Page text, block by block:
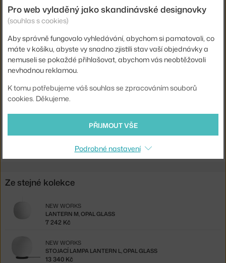
Stmívatelné:
ano
Distribuce světla: nepřímé světlo
Zdroj součástí:
ne
Max Watt (LED):
11 W
Kód produktu
NWK-20622
EAN
5712826206225
Ze stejné kolekce
LANTERN M, OPAL GLASS
NEW WORKS
7 242 Kč
STOJACÍ LAMPA LANTERN L, OPAL GLASS
NEW WORKS
13 340 Kč
Pro web vyladěný jako skandinávské designovky
(souhlas s cookies)
Aby správně fungovalo vyhledávání, abychom si pamatovali, co
máte v košíku, abyste vy snadno zjistili stav vaší objednávky a
nemuseli se pokaždé přihlašovat, abychom vás neobtěžovali
nevhodnou reklamou.
K tomu potřebujeme váš souhlas se zpracováním souborů
cookies. Děkujeme.
PŘIJMOUT VŠE
Podrobné nastavení